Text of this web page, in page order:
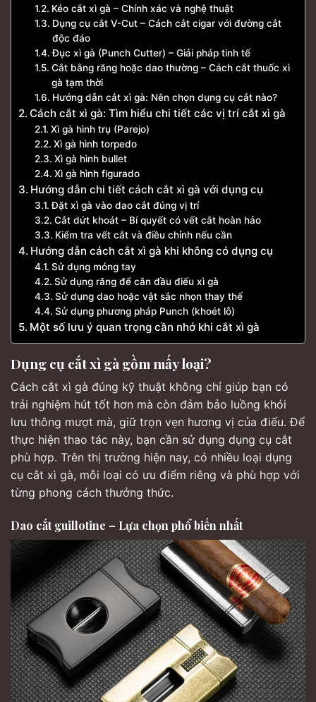
Kéo cắt xì gà – Chính xác và nghệ thuật
Dụng cụ cắt V-Cut – Cách cắt cigar với đường cắt
độc đáo
Đục xì gà (Punch Cutter) – Giải pháp tinh tế
Cắt bằng răng hoặc dao thường – Cách cắt thuốc xì
gà tạm thời
Hướng dẫn cắt xì gà: Nên chọn dụng cụ cắt nào?
Cách cắt xì gà: Tìm hiểu chi tiết các vị trí cắt xì gà
Xì gà hình trụ (Parejo)
Xì gà hình torpedo
Xì gà hình bullet
Xì gà hình figurado
Hướng dẫn chi tiết cách cắt xì gà với dụng cụ
Đặt xì gà vào dao cắt đúng vị trí
Cắt dứt khoát – Bí quyết có vết cắt hoàn hảo
Kiểm tra vết cắt và điều chỉnh nếu cần
Hướng dẫn cách cắt xì gà khi không có dụng cụ
Sử dụng móng tay
Sử dụng răng để cắn đầu điếu xì gà
Sử dụng dao hoặc vật sắc nhọn thay thế
Sử dụng phương pháp Punch (khoét lỗ)
Một số lưu ý quan trọng cần nhớ khi cắt xì gà
Dụng cụ cắt xì gà gồm mấy loại?
Cách cắt xì gà đúng kỹ thuật không chỉ giúp bạn có
trải nghiệm hút tốt hơn mà còn đảm bảo luồng khói
lưu thông mượt mà, giữ trọn vẹn hương vị của điếu. Để
thực hiện thao tác này, bạn cần sử dụng dụng cụ cắt
phù hợp. Trên thị trường hiện nay, có nhiều loại dụng
cụ cắt xì gà, mỗi loại có ưu điểm riêng và phù hợp với
từng phong cách thưởng thức.
Dao cắt guillotine – Lựa chọn phổ biến nhất